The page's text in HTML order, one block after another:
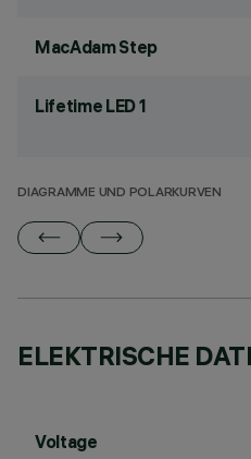
MacAdam Step
Lifetime LED 1
DIAGRAMME UND POLARKURVEN
ELEKTRISCHE
Voltage